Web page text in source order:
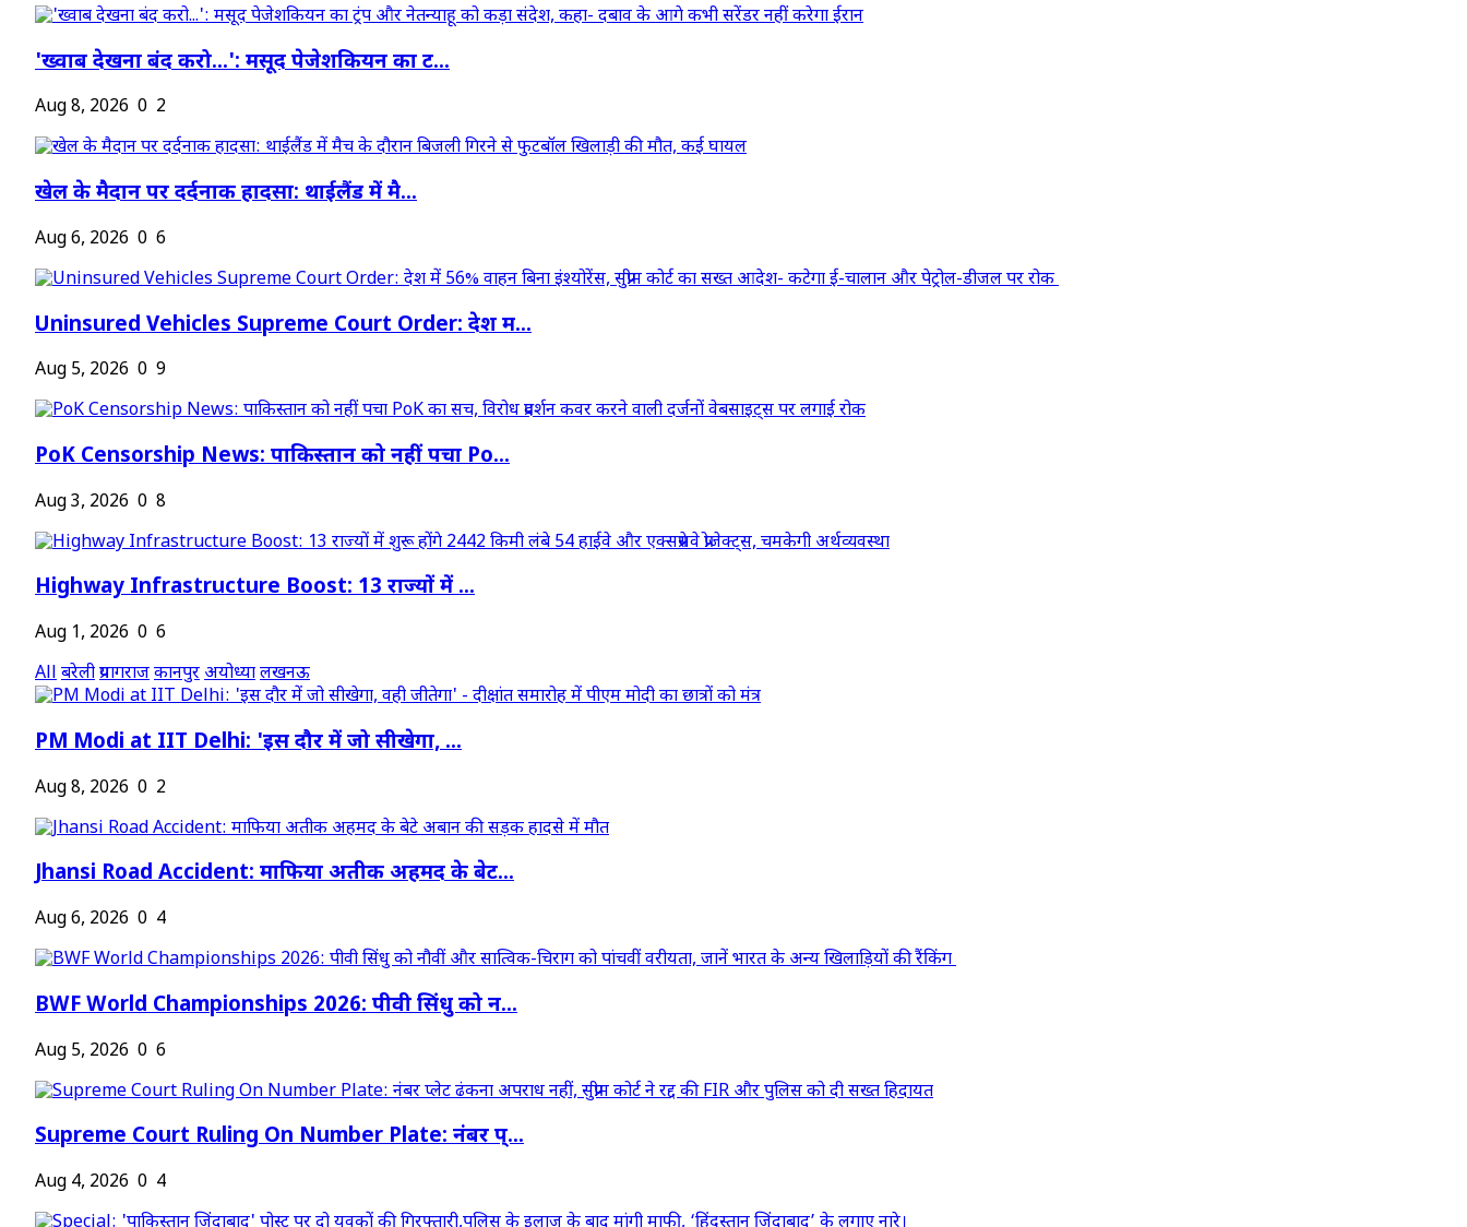
'ख्वाब देखना बंद करो...': मसूद पेजेशकियन का ट...
Aug 8, 2026 0 2
खेल के मैदान पर दर्दनाक हादसा: थाईलैंड में मै...
Aug 6, 2026 0 6
Uninsured Vehicles Supreme Court Order: देश म...
Aug 5, 2026 0 9
PoK Censorship News: पाकिस्तान को नहीं पचा Po...
Aug 3, 2026 0 8
Highway Infrastructure Boost: 13 राज्यों में ...
Aug 1, 2026 0 6
Allबरेलीप्रयागराजकानपुरअयोध्यालखनऊ
PM Modi at IIT Delhi: 'इस दौर में जो सीखेगा, ...
Aug 8, 2026 0 2
Jhansi Road Accident: माफिया अतीक अहमद के बेट...
Aug 6, 2026 0 4
BWF World Championships 2026: पीवी सिंधु को न...
Aug 5, 2026 0 6
Supreme Court Ruling On Number Plate: नंबर प्...
Aug 4, 2026 0 4